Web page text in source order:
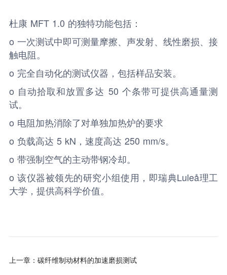
杜康 MFT 1.0 的独特功能包括：
o 一次测试中即可测量摩擦、声发射、线性磨损、接
触电阻。
o 完全自动化的测试仪器，包括样品安装。
o 自动拾取和放置多达 50 个条带可提供高通量测
试。
o 电阻加热消除了对单独加热炉的要求
o 负载高达 5 kN，速度高达 250 mm/s。
o 带强制空气的主动带钢冷却。
o 该仪器被领先的研究小组使用，即瑞典Luleå理工
大学，提供高科学价值。
上一章：碳纤维制动材料的加速磨损测试